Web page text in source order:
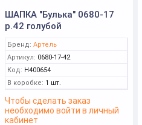
ШАПКА "Булька" 0680-17
р.42 голубой
Бренд: Артель
Артикул: 0680-17-42
Код: Н400654
В коробке: 1 шт.
Чтобы сделать заказ
необходимо войти в личный
кабинет